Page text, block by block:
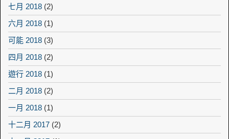
七月 2018 (2)
六月 2018 (1)
可能 2018 (3)
四月 2018 (2)
遊行 2018 (1)
二月 2018 (2)
一月 2018 (1)
十二月 2017 (2)